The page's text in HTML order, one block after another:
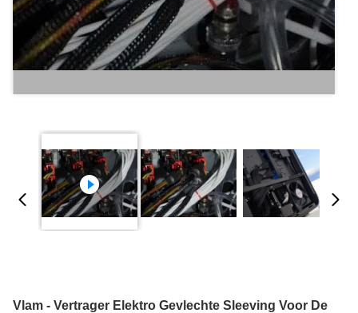
Vlam - Vertrager Elektro Gevlechte Sleeving Voor De